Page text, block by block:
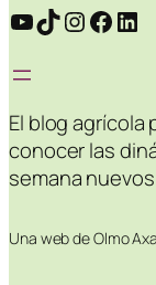
YouTube
TikTok
El blog
conocer las
semana
Una web de Olmo